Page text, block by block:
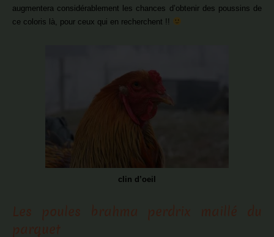
augmentera considérablement les chances d’obtenir des poussins de
ce coloris là, pour ceux qui en recherchent !!
clin d’oeil